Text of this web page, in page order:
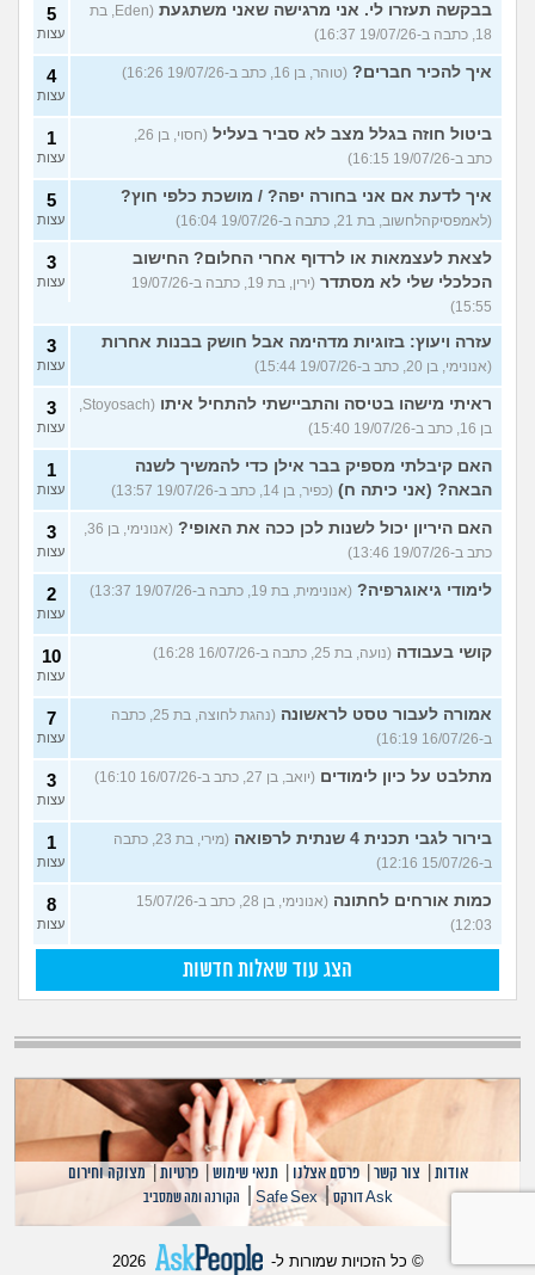
בבקשה תעזרו לי. אני מרגישה שאני משתגעת
(Eden, בת
18, כתבה ב-19/07/26 16:37)
5
עצות
איך להכיר חברים? (טוהר, בן 16, כתב ב-19/07/26 16:26) 4
עצות
ביטול חוזה בגלל מצב לא סביר בעליל
(חסוי, בן 26,
כתב ב-19/07/26 16:15)
1
עצות
איך לדעת אם אני בחורה יפה? / מושכת כלפי חוץ?
(לאמפסיקהלחשוב, בת 21, כתבה ב-19/07/26 16:04)
5
עצות
לצאת לעצמאות או לרדוף אחרי החלום? החישוב
הכלכלי שלי לא מסתדר
(ירין, בת 19, כתבה ב-19/07/26
15:55)
3
עצות
עזרה ויעוץ: בזוגיות מדהימה אבל חושק בבנות אחרות
(אנונימי, בן 20, כתב ב-19/07/26 15:44)
3
עצות
ראיתי מישהו בטיסה והתביישתי להתחיל איתו
(Stoyosach,
בן 16, כתב ב-19/07/26 15:40)
3
עצות
האם קיבלתי מספיק בבר אילן כדי להמשיך לשנה
הבאה? (אני כיתה ח) (כפיר, בן 14, כתב ב-19/07/26 13:57)
1
עצות
האם היריון יכול לשנות לכן ככה את האופי?
(אנונימי, בן 36,
כתב ב-19/07/26 13:46)
3
עצות
לימודי גיאוגרפיה? (אנונימית, בת 19, כתבה ב-19/07/26 13:37) 2
עצות
קושי בעבודה (נועה, בת 25, כתבה ב-16/07/26 16:28) 10
עצות
אמורה לעבור טסט לראשונה
(נהגת לחוצה, בת 25, כתבה
ב-16/07/26 16:19)
7
עצות
מתלבט על כיון לימודים (יואב, בן 27, כתב ב-16/07/26 16:10) 3
עצות
בירור לגבי תכנית 4 שנתית לרפואה
(מירי, בת 23, כתבה
ב-15/07/26 12:16)
1
עצות
כמות אורחים לחתונה
(אנונימי, בן 28, כתב ב-15/07/26
12:03)
8
עצות
הצג עוד שאלות חדשות
אודות צור קשר |פרסם אצלנו |תנאי שימוש |פרטיות |מצוקה וחירום
Ask דורקס |
Safe Sex
| הקורנה ומה שמסביב
© כל הזכויות שמורות ל- 2026